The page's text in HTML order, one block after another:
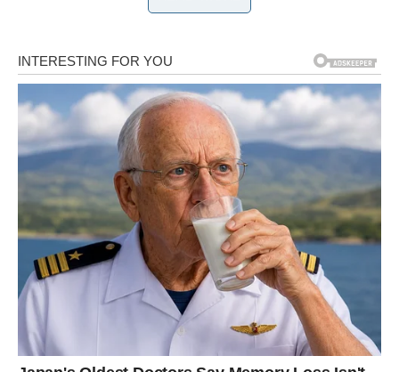
mogli upoznati osobu koja će vas potpuno osvojiti
energijom, pažnjom i načinom na koji vas razumije.
Ono što će vas posebno iznenaditi jeste činjenica da ćete
pored te osobe osjećati mir kakav dugo niste imali.
Mnogi Ovnovi će tokom ovog perioda prvi put nakon dugo
vremena osjetiti da ne moraju glumiti snagu kako bi bili
Prava osoba dolazi onda kada najmanje očekujete.
Ovnovi koji su zauzeti konačno će uspjeti riješiti